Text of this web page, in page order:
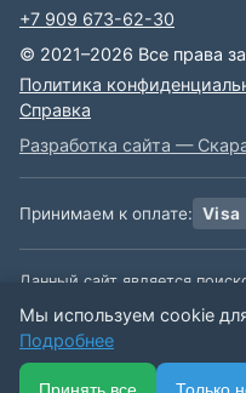
+7 909 673-62-30
© 2021–2026 Все права
Политика
Справка
Разработка сайта —
Принимаем к оплате: Visa
Данный сайт является
размещенные на сайте,
несем ответственности за
🏠 📋
Мы используем cookie
Подробнее
Принять все Только